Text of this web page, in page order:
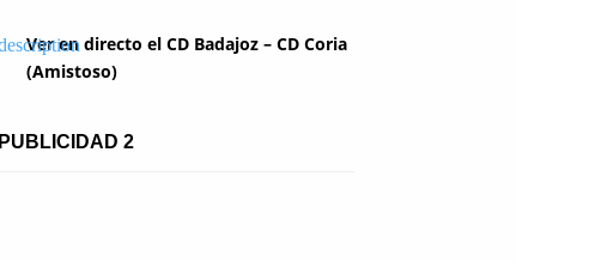
Ver en directo el CD Badajoz – CD Coria
(Amistoso)
PUBLICIDAD 2